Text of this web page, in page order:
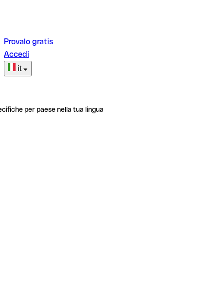
Provalo gratis
Accedi
it
per paese nella tua lingua